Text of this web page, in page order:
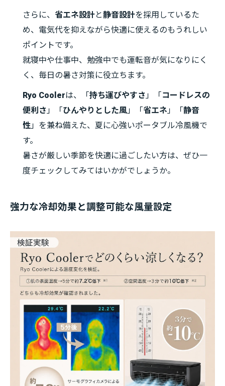
さらに、 省エネ設計と静音設計を採用しているた
め、電気代を抑えながら快適に使えるのもうれしい
ポイントです。
就寝中や仕事中、勉強中でも運転音が気になりにく
く、毎日の暑さ対策に役立ちます。
Ryo Coolerは、「持ち運びやすさ」「コードレスの
便利さ」「ひんやりとした風」「省エネ」「静音
性」を兼ね備えた、夏に心強いポータブル冷風機で
す。
暑さが厳しい季節を快適に過ごしたい方は、ぜひ一
度チェックしてみてはいかがでしょうか。
強力な冷却効果と調整可能な風量設定